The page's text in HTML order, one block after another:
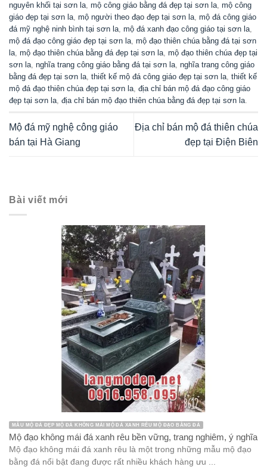
nguyên khối tại sơn la, mộ công giáo bằng đá đẹp tại sơn la, mộ công
giáo đẹp tại sơn la, mộ người theo đạo đẹp tại sơn la, mộ đá công giáo
đá mỹ nghệ ninh bình tại sơn la, mộ đá xanh đạo công giáo tại sơn la,
mộ đá đạo công giáo đẹp tại sơn la, mộ đạo thiên chúa bằng đá tại sơn
la, mộ đạo thiên chúa bằng đá đẹp tại sơn la, mộ đạo thiên chúa đẹp tại
sơn la, nghĩa trang công giáo bằng đá tại sơn la, nghĩa trang công giáo
bằng đá đẹp tại sơn la, thiết kế mộ đá công giáo đẹp tại sơn la, thiết kế
mộ đá đạo thiên chúa đẹp tại sơn la, địa chỉ bán mộ đá đạo công giáo
đẹp tại sơn la, địa chỉ bán mộ đạo thiên chúa bằng đá đẹp tại sơn la.
Mộ đá mỹ nghệ công giáo
bán tại Hà Giang
Địa chỉ bán mộ đá thiên chúa
đẹp tại Điện Biên
Bài viết mới
MẪU MỘ ĐÁ ĐẸP MỘ ĐÁ KHÔNG MÁI MỘ ĐÁ XANH RÊU MỘ ĐẠO BẰNG ĐÁ
Mộ đạo không mái đá xanh rêu bền vững, trang nghiêm, ý nghĩa
Mộ đạo không mái đá xanh rêu là một trong những mẫu mộ đạo
bằng đá nổi bật đang được rất nhiều khách hàng ưu ...